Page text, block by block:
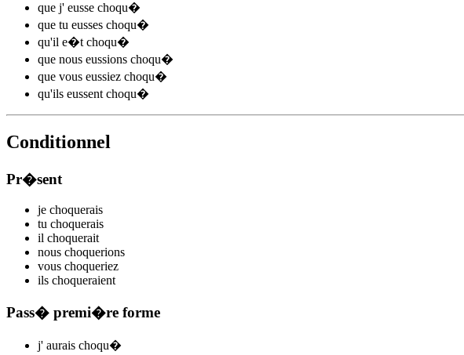
que j' eusse choqu�
que tu eusses choqu�
qu'il e�t choqu�
que nous eussions choqu�
que vous eussiez choqu�
qu'ils eussent choqu�
Conditionnel
Pr�sent
je choquerais
tu choquerais
il choquerait
nous choquerions
vous choqueriez
ils choqueraient
Pass� premi�re forme
j' aurais choqu�